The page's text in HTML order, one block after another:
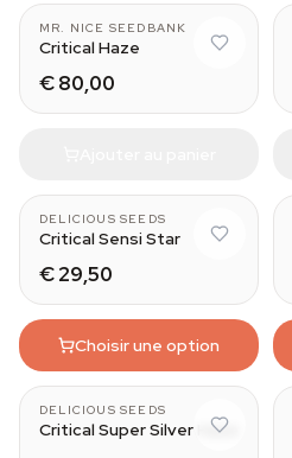
MR. NICE SEEDBANK
Critical Haze
€ 80,00
DELICIOUS SEEDS
Critical Sensi Star
€ 29,50
Choisir une option
DELICIOUS SEEDS
Critical Super Silver Haze